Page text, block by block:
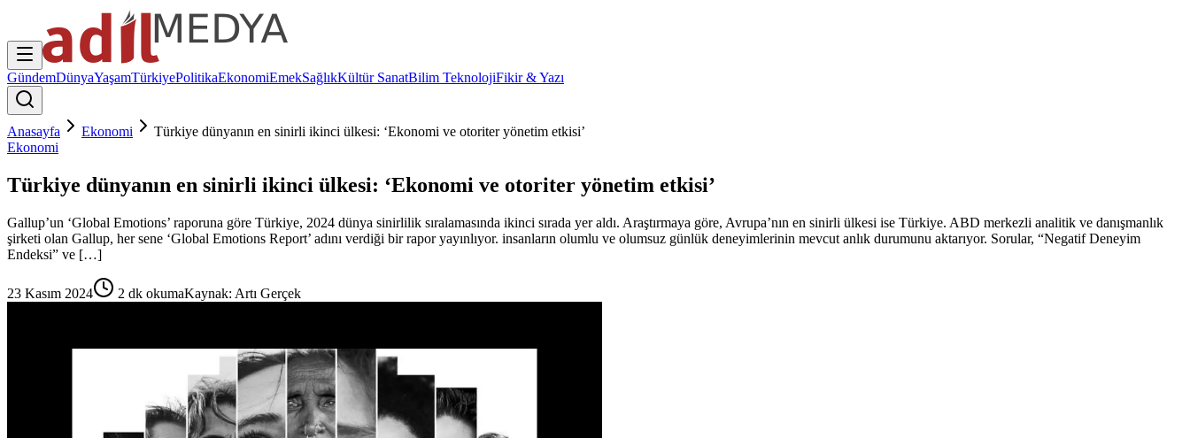
GündemDünyaYaşamTürkiyePolitikaEkonomiEmekSağlıkKültür SanatBilim TeknolojiFikir & Yazı
Anasayfa Ekonomi
Türkiye dünyanın en sinirli ikinci ülkesi: ‘Ekonomi ve otoriter yönetim etkisi’
Ekonomi
Türkiye dünyanın en sinirli ikinci ülkesi: ‘Ekonomi ve otoriter yönetim etkisi’
Gallup’un ‘Global Emotions’ raporuna göre Türkiye, 2024 dünya sinirlilik sıralamasında ikinci sırada yer aldı. Araştırmaya göre, Avrupa’nın en sinirli ülkesi ise Türkiye. ABD merkezli analitik ve danışmanlık
şirketi olan Gallup, her sene ‘Global Emotions Report’ adını verdiği bir rapor yayınlıyor. insanların olumlu ve olumsuz günlük deneyimlerinin mevcut anlık durumunu aktarıyor. Sorular, “Negatif Deneyim
Endeksi” ve […]
23 Kasım 2024 2 dk okumaKaynak: Artı Gerçek